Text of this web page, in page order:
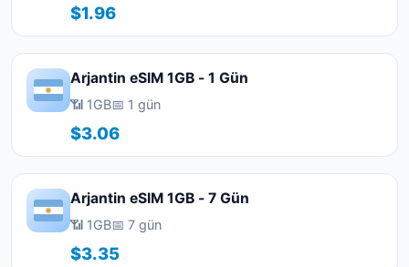
$1.96
Arjantin eSIM 1GB - 1 Gün
📶 1GB📅 1 gün
$3.06
Arjantin eSIM 1GB - 7 Gün
📶 1GB📅 7 gün
$3.35